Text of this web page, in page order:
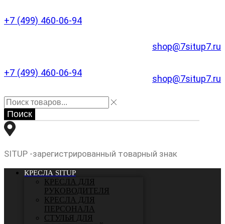
+7 (499) 460-06-94
shop@7situp7.ru
+7 (499) 460-06-94
shop@7situp7.ru
Поиск
SITUP -зарегистрированный товарный знак
КРЕСЛА SITUP
КРЕСЛА ДЛЯ
РУКОВОДИТЕЛЯ
КРЕСЛА ДЛЯ
ПЕРСОНАЛА
СТУЛЬЯ ДЛЯ